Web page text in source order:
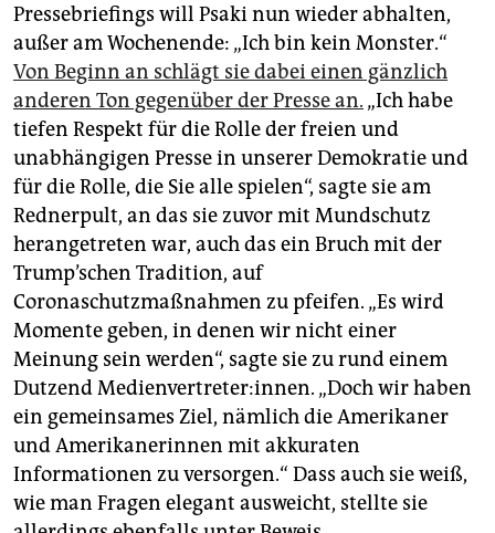
Pressebriefings will Psaki nun wieder abhalten,
außer am Wochenende: „Ich bin kein Monster.“
Von Beginn an schlägt sie dabei einen gänzlich
anderen Ton gegenüber der Presse an. „Ich habe
tiefen Respekt für die Rolle der freien und
unabhängigen Presse in unserer Demokratie und
für die Rolle, die Sie alle spielen“, sagte sie am
Rednerpult, an das sie zuvor mit Mundschutz
herangetreten war, auch das ein Bruch mit der
Trump’schen Tradition, auf
Coronaschutzmaßnahmen zu pfeifen. „Es wird
Momente geben, in denen wir nicht einer
Meinung sein werden“, sagte sie zu rund einem
Dutzend Medien­vertre­ter:innen. „Doch wir haben
ein gemeinsames Ziel, nämlich die Amerikaner
und Amerikanerinnen mit akkuraten
Informationen zu versorgen.“ Dass auch sie weiß,
wie man Fragen elegant ausweicht, stellte sie